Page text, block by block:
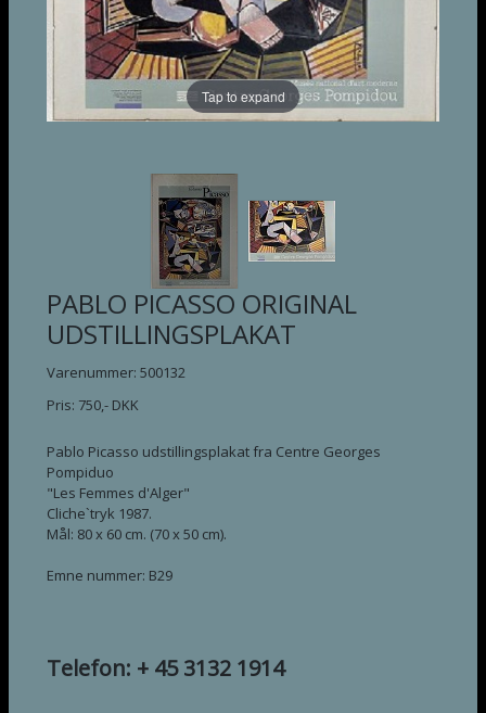
Tap to expand
PABLO PICASSO ORIGINAL
UDSTILLINGSPLAKAT
Varenummer: 500132
Pris: 750,- DKK
Pablo Picasso udstillingsplakat fra Centre Georges
Pompiduo
"Les Femmes d'Alger"
Cliche`tryk 1987.
Mål: 80 x 60 cm. (70 x 50 cm).
Emne nummer: B29
Telefon: + 45 3132 1914